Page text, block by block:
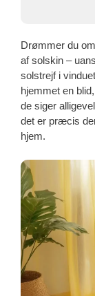
Drømmer du
af solskin –
solstrejf i
hjemmet en
de siger
det er præcis
hjem.